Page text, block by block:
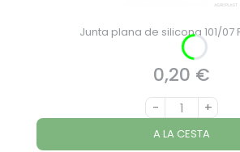
Junta plana de silicona 101/07
Precio
0,20 €
- +
A LA CESTA